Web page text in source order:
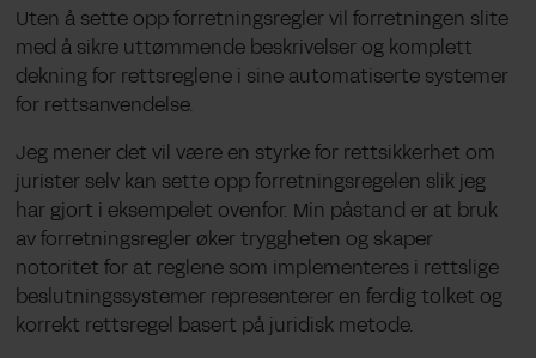
Uten å sette opp forretningsregler vil forretningen slite
med å sikre uttømmende beskrivelser og komplett
dekning for rettsreglene i sine automatiserte systemer
for rettsanvendelse.
Jeg mener det vil være en styrke for rettsikkerhet om
jurister selv kan sette opp forretningsregelen slik jeg
har gjort i eksempelet ovenfor. Min påstand er at bruk
av forretningsregler øker tryggheten og skaper
notoritet for at reglene som implementeres i rettslige
beslutningssystemer representerer en ferdig tolket og
korrekt rettsregel basert på juridisk metode.